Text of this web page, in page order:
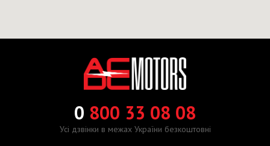
0 800 33 08 08
Усі дзвінки в межах України безкоштовні